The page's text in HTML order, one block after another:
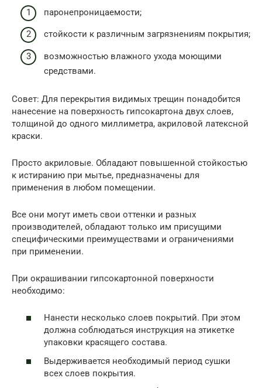
паронепроницаемости;
стойкости к различным загрязнениям покрытия;
возможностью влажного ухода моющими
средствами.
Совет: Для перекрытия видимых трещин понадобится
нанесение на поверхность гипсокартона двух слоев,
толщиной до одного миллиметра, акриловой латексной
краски.
Просто акриловые. Обладают повышенной стойкостью
к истиранию при мытье, предназначены для
применения в любом помещении.
Все они могут иметь свои оттенки и разных
производителей, обладают только им присущими
специфическими преимуществами и ограничениями
при применении.
При окрашивании гипсокартонной поверхности
необходимо:
Нанести несколько слоев покрытий. При этом
должна соблюдаться инструкция на этикетке
упаковки красящего состава.
Выдерживается необходимый период сушки
всех слоев покрытия.